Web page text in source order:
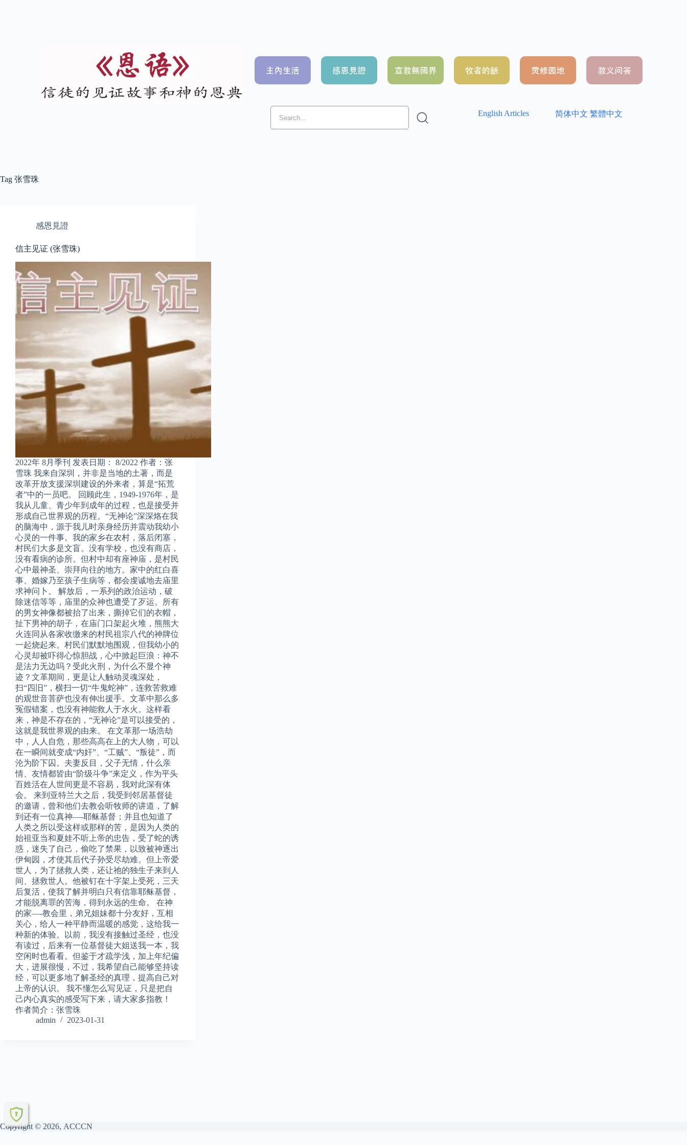
English Articles 简体中文 繁體中文
Tag 张雪珠
感恩見證
信主见证 (张雪珠)
2022年 8月季刊 发表日期： 8/2022 作者：张
雪珠 我来自深圳，并非是当地的土著，而是
改革开放支援深圳建设的外来者，算是“拓荒
者”中的一员吧。 回顾此生，1949-1976年，是
我从儿童、青少年到成年的过程，也是接受并
形成自己世界观的历程。“无神论”深深烙在我
的脑海中，源于我儿时亲身经历并震动我幼小
心灵的一件事。我的家乡在农村，落后闭塞，
村民们大多是文盲。没有学校，也没有商店，
没有看病的诊所。但村中却有座神庙，是村民
心中最神圣、崇拜向往的地方。家中的红白喜
事、婚嫁乃至孩子生病等，都会虔诚地去庙里
求神问卜。 解放后，一系列的政治运动，破
除迷信等等，庙里的众神也遭受了歹运。所有
的男女神像都被抬了出来，撕掉它们的衣帽，
扯下男神的胡子，在庙门口架起火堆，熊熊大
火连同从各家收缴来的村民祖宗八代的神牌位
一起烧起来。村民们默默地围观，但我幼小的
心灵却被吓得心惊胆战，心中掀起巨浪：神不
是法力无边吗？受此火刑，为什么不显个神
迹？文革期间，更是让人触动灵魂深处，
扫“四旧”，横扫一切“牛鬼蛇神”，连救苦救难
的观世音菩萨也没有伸出援手。文革中那么多
冤假错案，也没有神能救人于水火。这样看
来，神是不存在的，“无神论”是可以接受的，
这就是我世界观的由来。 在文革那一场浩劫
中，人人自危，那些高高在上的大人物，可以
在一瞬间就变成“内奸”、“工贼”、“叛徒”，而
沦为阶下囚。夫妻反目，父子无情，什么亲
情、友情都皆由“阶级斗争”来定义，作为平头
百姓活在人世间更是不容易，我对此深有体
会。 来到亚特兰大之后，我受到邻居基督徒
的邀请，曾和他们去教会听牧师的讲道，了解
到还有一位真神—-耶稣基督；并且也知道了
人类之所以受这样或那样的苦，是因为人类的
始祖亚当和夏娃不听上帝的忠告，受了蛇的诱
惑，迷失了自己，偷吃了禁果，以致被神逐出
伊甸园，才使其后代子孙受尽劫难。但上帝爱
世人，为了拯救人类，还让祂的独生子来到人
间、拯救世人。他被钉在十字架上受死，三天
后复活，使我了解并明白只有信靠耶稣基督，
才能脱离罪的苦海，得到永远的生命。 在神
的家—-教会里，弟兄姐妹都十分友好，互相
关心，给人一种平静而温暖的感觉，这给我一
种新的体验。以前，我没有接触过圣经，也没
有读过，后来有一位基督徒大姐送我一本，我
空闲时也看看。但鉴于才疏学浅，加上年纪偏
大，进展很慢，不过，我希望自己能够坚持读
经，可以更多地了解圣经的真理，提高自己对
上帝的认识。 我不懂怎么写见证，只是把自
己内心真实的感受写下来，请大家多指教！
作者简介：张雪珠
admin
2023-01-31
Copyright © 2026, ACCCN